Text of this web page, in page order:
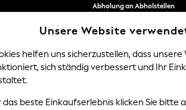
Problemlose Rückgaben*
Wir akzeptieren
DAMEN HERREN
Unsere Website
helfen uns sicherzustellen, dass unsere
sich ständig verbessert und Ihr
das beste Einkaufserlebnis klicken Sie bitte